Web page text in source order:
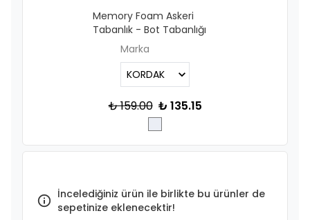
Memory Foam Askeri
Tabanlık - Bot Tabanlığı
Marka
₺ 159.00 ₺ 135.15
İncelediğiniz ürün ile birlikte bu ürünler de
sepetinize eklenecektir!